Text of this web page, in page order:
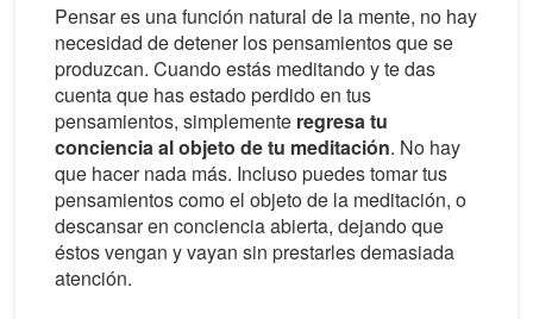
Pensar es una función natural de la mente, no hay
necesidad de detener los pensamientos que se
produzcan. Cuando estás meditando y te das
cuenta que has estado perdido en tus
pensamientos, simplementeregresa tu
conciencia al objeto de tu meditación. No hay
que hacer nada más. Incluso puedes tomar tus
pensamientos como el objeto de la meditación, o
descansar en conciencia abierta, dejando que
éstos vengan y vayan sin prestarles demasiada
atención.